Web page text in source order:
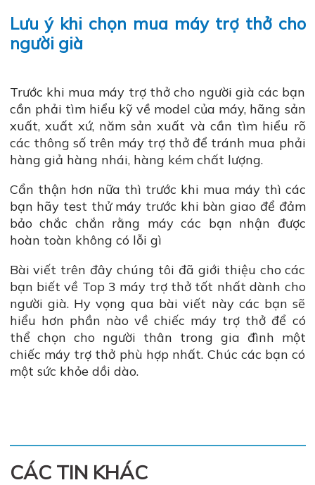
Lưu ý khi chọn mua máy trợ thở cho
người già
Trước khi mua máy trợ thở cho người già các bạn
cần phải tìm hiểu kỹ về model của máy, hãng sản
xuất, xuất xứ, năm sản xuất và cần tìm hiểu rõ
các thông số trên máy trợ thở để tránh mua phải
hàng giả hàng nhái, hàng kém chất lượng.
Cẩn thận hơn nữa thì trước khi mua máy thì các
bạn hãy test thử máy trước khi bàn giao để đảm
bảo chắc chắn rằng máy các bạn nhận được
hoàn toàn không có lỗi gì
Bài viết trên đây chúng tôi đã giới thiệu cho các
bạn biết về Top 3 máy trợ thở tốt nhất dành cho
người già. Hy vọng qua bài viết này các bạn sẽ
hiểu hơn phần nào về chiếc máy trợ thở để có
thể chọn cho người thân trong gia đình một
chiếc máy trợ thở phù hợp nhất. Chúc các bạn có
một sức khỏe dồi dào.
CÁC TIN KHÁC